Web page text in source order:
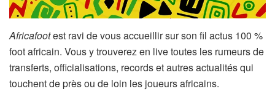
Africafootest ravi de vous accueillir sur son fil actus 100 %
foot africain. Vous y trouverez en live toutes les rumeurs de
transferts, officialisations, records et autres actualités qui
touchent de près ou de loin les joueurs africains.